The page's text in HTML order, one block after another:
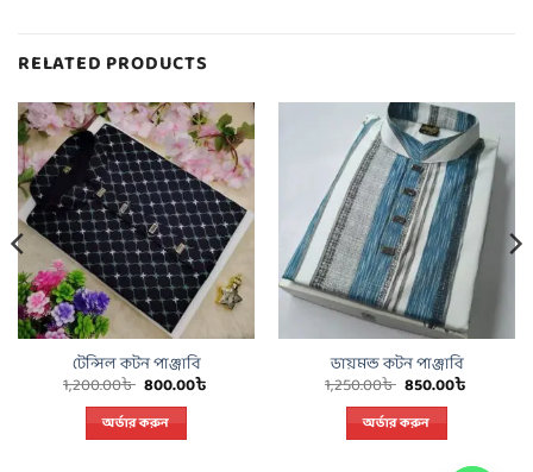
RELATED PRODUCTS
টেন্সিল কটন পাঞ্জাবি
1,200.00৳ Original
price
was:
1,200.00৳ .
800.00৳
অর্ডার করুন
ডায়মন্ড কটন পাঞ্জাবি
1,250.00৳ Original
price
was:
1,250.00৳ .
850.00৳
অর্ডার করুন